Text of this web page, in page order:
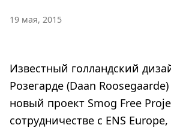
19 мая, 2015
Известный голландский
Розегарде (Daan
новый проект Smog Free
сотрудничестве с ENS